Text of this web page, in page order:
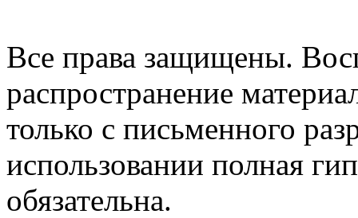
Все права защищены.
распространение
только с письменного
использовании полная
обязательна.